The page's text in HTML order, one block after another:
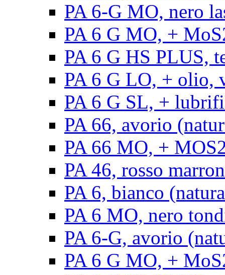
PA 6-G MO, nero
PA 6 G MO, +
PA 6 G HS PLUS,
PA 6 G LO, + olio,
PA 6 G SL, +
PA 66, avorio
PA 66 MO, +
PA 46, rosso
PA 6, bianco
PA 6 MO, nero
PA 6-G, avorio
PA 6 G MO, +